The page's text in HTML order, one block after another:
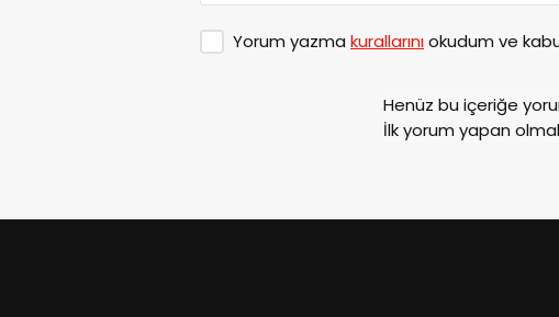
Yorum yazma kurallarınıokudum ve
Henüz bu içeriğe
İlk yorum yapan